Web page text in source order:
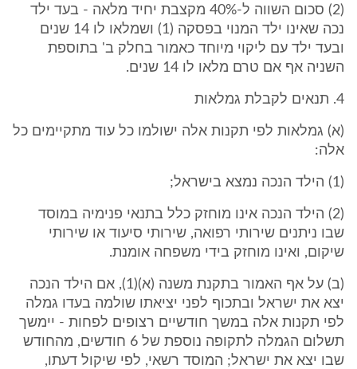
(2) סכום השווה ל-40% מקצבת יחיד מלאה - בעד ילד
נכה שאינו ילד המנוי בפסקה (1) ושמלאו לו 14 שנים
ובעד ילד עם ליקוי מיוחד כאמור בחלק ב' בתוספת
השניה אף אם טרם מלאו לו 14 שנים.
4. תנאים לקבלת גמלאות
(א) גמלאות לפי תקנות אלה ישולמו כל עוד מתקיימים כל
אלה:
(1) הילד הנכה נמצא בישראל;
(2) הילד הנכה אינו מוחזק כלל בתנאי פנימיה במוסד
שבו ניתנים שירותי רפואה, שירותי סיעוד או שירותי
שיקום, ואינו מוחזק בידי משפחה אומנת.
(ב) על אף האמור בתקנת משנה (א)(1), אם הילד הנכה
יצא את ישראל ובתכוף לפני יציאתו שולמה בעדו גמלה
לפי תקנות אלה במשך חודשיים רצופים לפחות - יימשך
תשלום הגמלה לתקופה נוספת של 6 חודשים, מהחודש
שבו יצא את ישראל; המוסד רשאי, לפי שיקול דעתו,